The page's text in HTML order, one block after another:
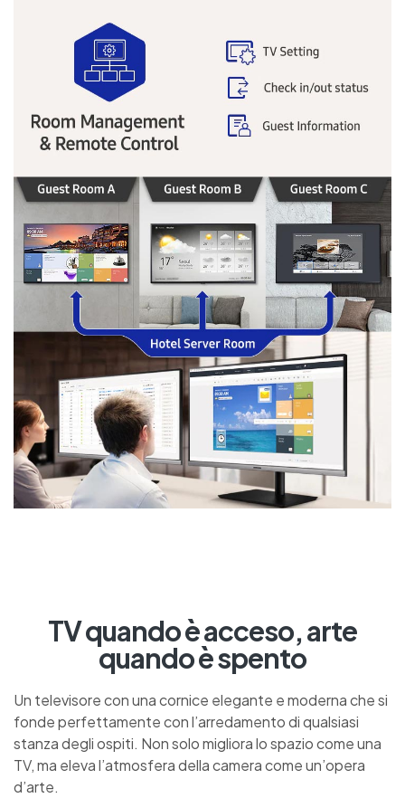
TV quando è acceso, arte
quando è spento
Un televisore con una cornice elegante e moderna che si
fonde perfettamente con l’arredamento di qualsiasi
stanza degli ospiti. Non solo migliora lo spazio come una
TV, ma eleva l’atmosfera della camera come un’opera
d’arte.